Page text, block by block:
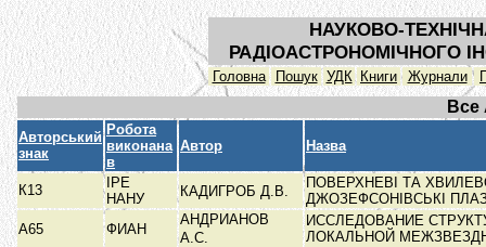
НАУКОВО-
РАДІОАСТРОНОМІЧНОГО
Головна Пошук УДК Книги Журнали
Все
Авторський
знак
Робота
виконана
в
Автор Назва
К13
ІРЕ
НАНУ
КАДИГРОБ Д.В.
ПОВЕРХНЕВІ ТА
ДЖОЗЕФСОНІВСЬКІ
А65
ФИАН
АНДРИАНОВ
А.С.
ИССЛЕДОВАНИЕ
ЛОКАЛЬНОЙ